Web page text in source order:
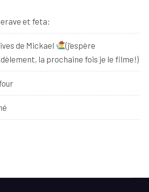
et feta:
de Mickael
(j’espère
la prochaine fois je le filme!)